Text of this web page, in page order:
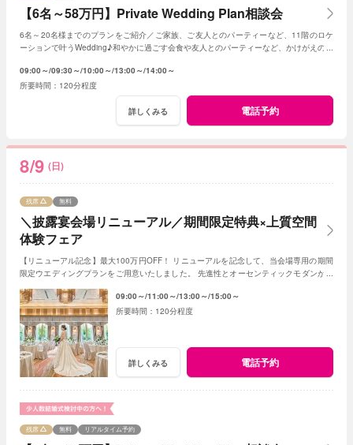
【6名～58万円】Private Wedding Plan相談会
6名～20名様までのプランをご紹介／ご家族、ご友人とのパーティーなど、11階のロケ
ーションで叶うWedding♪和やかに過ごす会食や友人とのパーティーなど、かけがえのな
09:00～ 09:30～ 10:00～ 13:00～ 14:00～
120分程度
詳しくみる 電話予約
8/9 (日)
＼披露宴会場リニューアル／期間限定特典×上質空間
体験フェア
残席 無料
【リニューアル記念】最大100万円OFF！ リニューアルを記念して、当会場専用の期間
限定ウエディングプランをご用意いたしました。 先進性とオーセンティックモダンが調
09:00～ 11:00～ 13:00～ 15:00～
120分程度
詳しくみる 電話予約
残席 無料 リアルタイム予約